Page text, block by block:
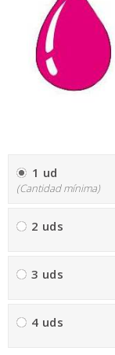
1 ud
(Cantidad mínima)
2 uds
3 uds
4 uds